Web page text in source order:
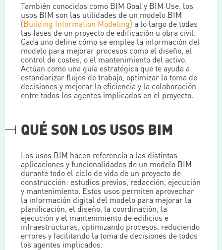
También conocidos como BIM Goal y BIM Use, los
usos BIM son las utilidades de un modelo BIM
(Building Information Modeling) a lo largo de todas
las fases de un proyecto de edificación u obra civil.
Cada uno define cómo se emplea la información del
modelo para mejorar procesos como el diseño, el
control de costes, o el mantenimiento del activo.
Actúan como una guía estratégica que te ayuda a
estandarizar flujos de trabajo, optimizar la toma de
decisiones y mejorar la eficiencia y la colaboración
entre todos los agentes implicados en el proyecto.
QUÉ SON LOS USOS BIM
Los usos BIM hacen referencia a las distintas
aplicaciones y funcionalidades de un modelo BIM
durante todo el ciclo de vida de un proyecto de
construcción: estudios previos, redacción, ejecución
y mantenimiento. Estos usos permiten aprovechar
la información digital del modelo para mejorar la
planificación, el diseño, la coordinación, la
ejecución y el mantenimiento de edificios e
infraestructuras, optimizando procesos, reduciendo
errores y facilitando la toma de decisiones de todos
los agentes implicados.